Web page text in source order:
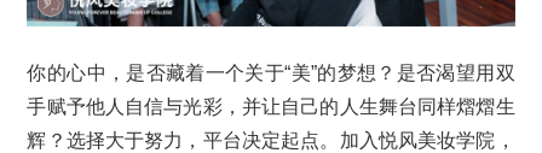
你的心中，是否藏着一个关于“美”的梦想？是否渴望用双
手赋予他人自信与光彩，并让自己的人生舞台同样熠熠生
辉？选择大于努力，平台决定起点。加入悦风美妆学院，